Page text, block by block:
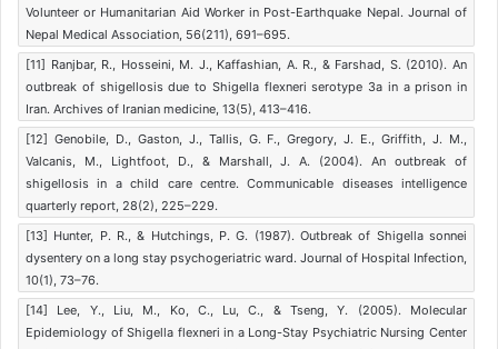
Volunteer or Humanitarian Aid Worker in Post-Earthquake Nepal. Journal of
Nepal Medical Association, 56(211), 691–695.
[11] Ranjbar, R., Hosseini, M. J., Kaffashian, A. R., & Farshad, S. (2010). An
outbreak of shigellosis due to Shigella flexneri serotype 3a in a prison in
Iran. Archives of Iranian medicine, 13(5), 413–416.
[12] Genobile, D., Gaston, J., Tallis, G. F., Gregory, J. E., Griffith, J. M.,
Valcanis, M., Lightfoot, D., & Marshall, J. A. (2004). An outbreak of
shigellosis in a child care centre. Communicable diseases intelligence
quarterly report, 28(2), 225–229.
[13] Hunter, P. R., & Hutchings, P. G. (1987). Outbreak of Shigella sonnei
dysentery on a long stay psychogeriatric ward. Journal of Hospital Infection,
10(1), 73–76.
[14] Lee, Y., Liu, M., Ko, C., Lu, C., & Tseng, Y. (2005). Molecular
Epidemiology of Shigella flexneri in a Long-Stay Psychiatric Nursing Center